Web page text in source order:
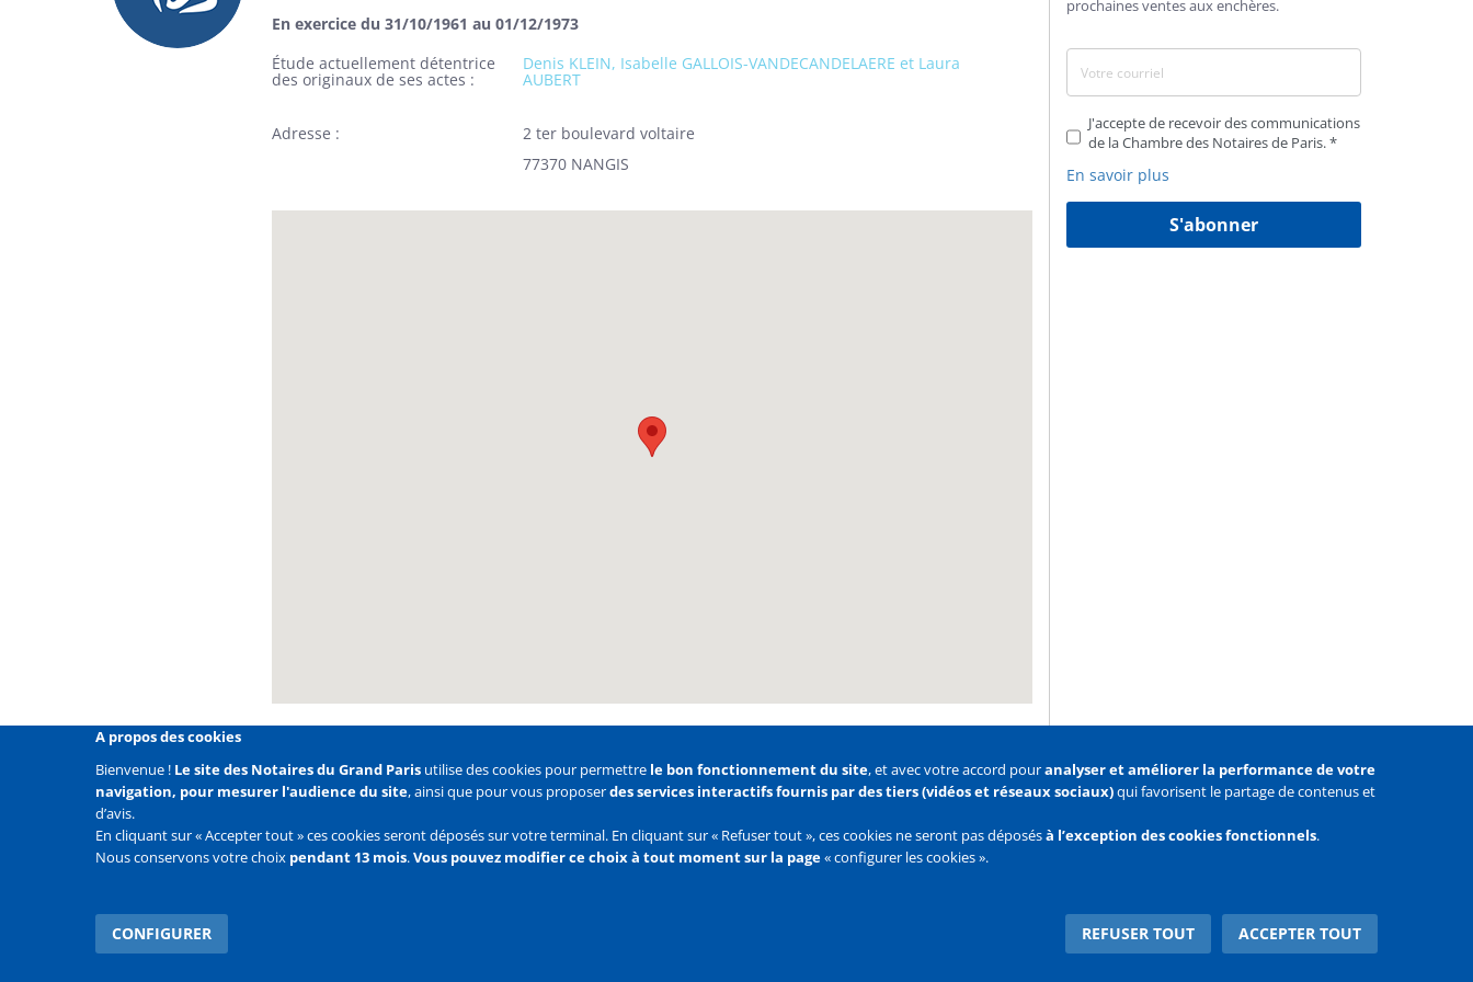
En exercice du 31/10/1961 au 01/12/1973
Étude actuellement détentrice
des originaux de ses actes
Denis KLEIN, Isabelle GALLOIS-VANDECANDELAERE et Laura
AUBERT
Adresse
2 ter boulevard voltaire
77370 NANGIS
prochaines ventes aux enchères.
J'accepte de recevoir des communications
de la Chambre des Notaires de Paris.
En savoir plus
S'abonner
Liens
Mentions légales
Liens
ligne
Accueil Contact Plan du site
Flux
A propos des cookies
Bienvenue ! Le site des Notaires du Grand Paris utilise des cookies pour permettre le bon fonctionnement du site, et avec votre accord pouranalyser et améliorer la performance de votre
navigation, pour mesurer l'audience du site, ainsi que pour vous proposerdes services interactifs fournis par des tiers (vidéos et réseaux sociaux)qui favorisent le partage de contenus et
d’avis.
En cliquant sur « Accepter tout » ces cookies seront déposés sur votre terminal. En cliquant sur « Refuser tout », ces cookies ne seront pas déposésà l’exception des cookies fonctionnels.
Nous conservons votre choix pendant 13 mois.Vous pouvez modifier ce choix à tout moment sur la page« configurer les cookies ».
CONFIGURER ACCEPTER TOUT
REFUSER TOUT